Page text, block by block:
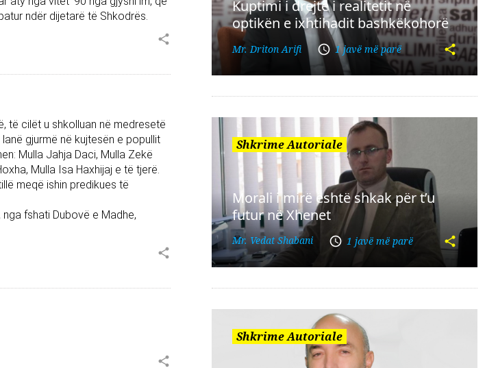
ndër dijetarë të Shkodrës.
të cilët u shkolluan në medresetë
gjurmë në kujtesën e popullit
Mulla Jahja Daci, Mulla Zekë
Mulla Isa Haxhijaj e të tjerë.
meqë ishin predikues të
fshati Dubovë e Madhe,
Kuptimi i drejtë i realitetit në
optikën e ixhtihadit bashkëkohorë
Mr. Driton Arifi 1 javë më parë
Shkrime Autoriale
Morali i mirë është shkak për t’u
futur në Xhenet
Mr. Vedat Shabani 1 javë më parë
Shkrime Autoriale